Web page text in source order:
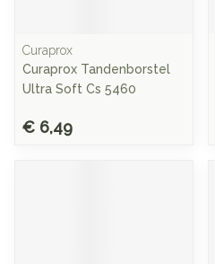
Curaprox
Curaprox Tandenborstel
Ultra Soft Cs 5460
€ 6,49